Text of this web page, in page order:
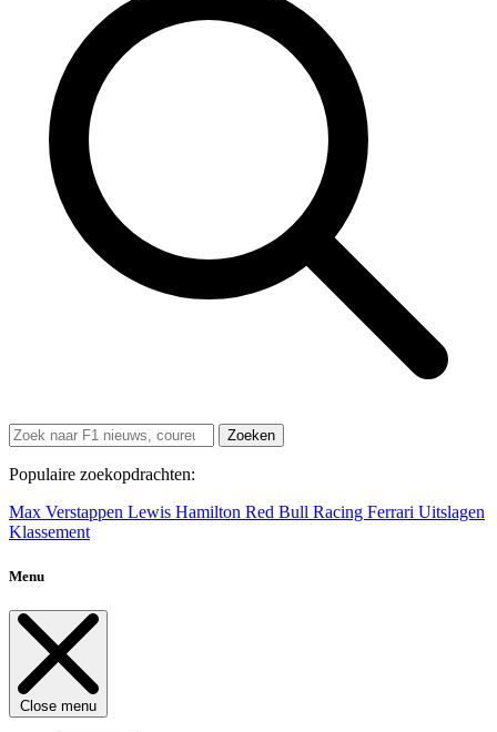
Zoeken
Populaire zoekopdrachten:
Max Verstappen Lewis Hamilton Red Bull Racing Ferrari Uitslagen
Klassement
Menu
Close menu